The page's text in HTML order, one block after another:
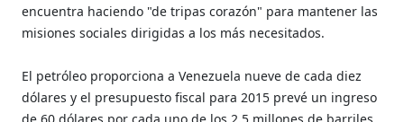
encuentra haciendo "de tripas corazón" para mantener las
misiones sociales dirigidas a los más necesitados.
El petróleo proporciona a Venezuela nueve de cada diez
dólares y el presupuesto fiscal para 2015 prevé un ingreso